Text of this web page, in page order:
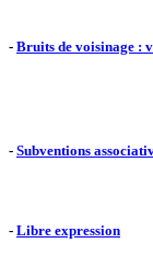
- Bruits de voisinage :
- Subventions
- Libre expression